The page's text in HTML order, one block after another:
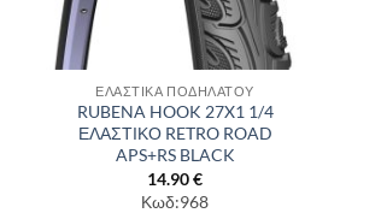
ΕΛΑΣΤΙΚΑ ΠΟΔΗΛΑΤΟΥ
RUBENA HOOK 27X1 1/4
ΕΛΑΣΤΙΚΟ RETRO ROAD
APS+RS BLACK
14.90€
Κωδ:968